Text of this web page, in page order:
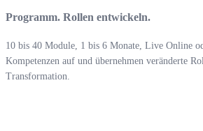
Programm. Rollen entwickeln.
10 bis 40 Module, 1 bis 6 Monate, Live Online
Kompetenzen auf und übernehmen veränderte
Transformation.